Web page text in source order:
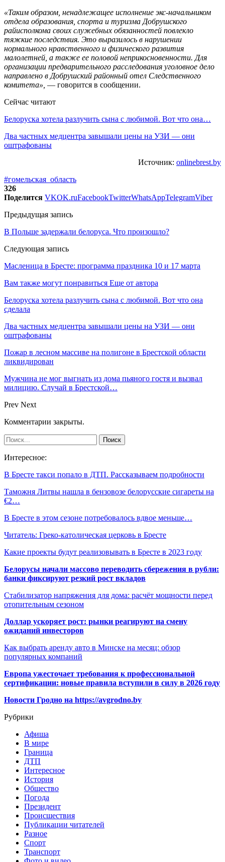
«Таким образом, ненадлежащее исполнение экс-начальником
отдела образования, спорта и туризма Добрушского
райисполкома своих служебных обязанностей повлекло
тяжкие последствия. Это выразилось в нарушении
нормального нравственного и физического развития
малолетней, а также ее половой неприкосновенности. Для
организации предварительного расследования уголовное дело
направлено в Добрушский районный отел Следственного
комитета», — говорится в сообщении.
Сейчас читают
Белоруска хотела разлучить сына с любимой. Вот что она…
Два частных медцентра завышали цены на УЗИ — они
оштрафованы
Источник: onlinebrest.by
#гомельская_область
326
Поделится VKOK.ruFacebookTwitterWhatsAppTelegramViber
Предыдущая запись
В Польше задержали белоруса. Что произошло?
Следующая запись
Масленица в Бресте: программа праздника 10 и 17 марта
Вам также могут понравиться Еще от автора
Белоруска хотела разлучить сына с любимой. Вот что она
сделала
Два частных медцентра завышали цены на УЗИ — они
оштрафованы
Пожар в лесном массиве на полигоне в Брестской области
ликвидирован
Мужчина не мог выгнать из дома пьяного гостя и вызвал
милицию. Случай в Брестской…
Prev Next
Комментарии закрыты.
Интересное:
В Бресте такси попало в ДТП. Рассказываем подробности
Таможня Литвы нашла в бензовозе белорусские сигареты на
€2…
В Бресте в этом сезоне потребовалось вдвое меньше…
Читатель: Греко-католическая церковь в Бресте
Какие проекты будут реализовывать в Бресте в 2023 году
Белорусы начали массово переводить сбережения в рубли:
банки фиксируют резкий рост вкладов
Стабилизатор напряжения для дома: расчёт мощности перед
отопительным сезоном
Доллар ускоряет рост: рынки реагируют на смену
ожиданий инвесторов
Как выбрать аренду авто в Минске на месяц: обзор
популярных компаний
Европа ужесточает требования к профессиональной
сертификации: новые правила вступили в силу в 2026 году
Новости Гродно на https://avgrodno.by
Рубрики
Афиша
В мире
Граница
ДТП
Интересное
История
Общество
Погода
Президент
Происшествия
Публикации читателей
Разное
Спорт
Транспорт